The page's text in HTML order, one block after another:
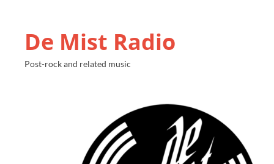
De Mist Radio
Post-rock and related music